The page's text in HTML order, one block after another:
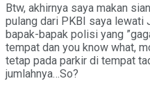
Btw, akhirnya saya makan
pulang dari PKBI saya lewati
bapak-bapak polisi yang
tempat dan you know what,
tetap pada parkir di tempat
jumlahnya…So?